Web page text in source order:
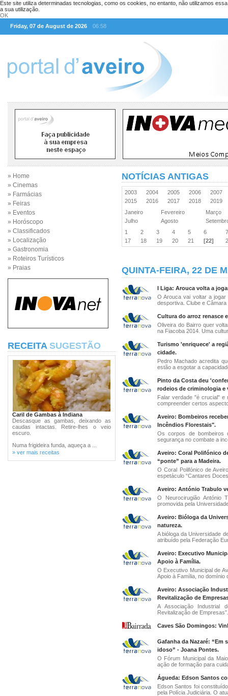
Este site utiliza determinadas tecnologias, como os cookies, no entanto, não utilizamos
a sua utilização.
OK
Friday, 07 de August de 2026
06:58
» Home
» Cinemas
» Farmácias
» Feiras
» Eventos
» Horóscopo
» Classificados
» Localização
» Gastronomia
» Roteiros Turísticos
» Praias
RECEITA SUGESTÃO
Caril de Gambas à Indiana
Descasque as gambas, deixando as
caudas intactas. Retire-lhes o veio
escuro.
Numa frigideira funda, aqueça a ...
» ver mais receitas
NOTÍCIAS ANTIGAS
2003 2004 2005 2006
2007
2015
2016 2017 2018
2019
Janeiro
Fevereiro
Março
Julho
Agosto
1
2 3 4 5 6
17
18 19 20 21 [22]
QUINTA-FEIRA, 22 DE
I Liga: Arouca volta a
O Arouca vai voltar a jogar
desportiva. Clube e Câmara
Cultura do arroz renasce
Oliveira do Bairro quer
na Fiacoba 2014. Uma
Turismo 'enriquece' a
cidade.
Pedro Machado acredita
estão a esgotar a
Pinto da Costa deu
rodeios de criminologia e
Falar verdade "é crucial" e
compreender certos
Aveiro: Bombeiros
Incêndios Florestais".
Os corpos de bombeiros
segurança no combate a
Aveiro: Coral Polifónico
“ponte” para a Madeira.
O Coral Polifónico de
espetáculo “Cantares
Aveiro: António Trabulo
O Neurocirugião António
promovida pela
Aveiro: Bióloga da
natureza.
A bióloga da Universidade
atribuído pela Federação
Aveiro: Executivo
Apoio à Família.
O Executivo Municipal de
Apoio à Família, no domínio
Aveiro: Associação
Revitalização de
A Associação Industrial
Revitalização de
Caves São Domingos:
Gafanha da Nazaré: “Em
idoso” - Joana Pontes.
O Fórum Municipal da
ação de formação para
Águeda: Edson Santos
Edson Santos foi
pela Polícia Judiciária. O